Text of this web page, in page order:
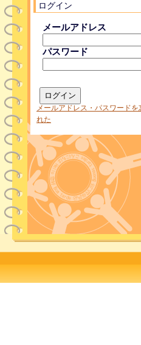
ログイン
メールアドレス
パスワード
メールアドレス・パスワードを
れた